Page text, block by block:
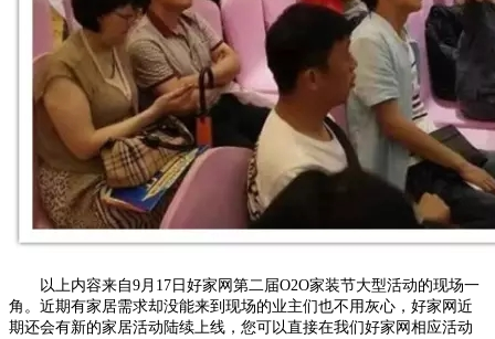
以上内容来自9月17日好家网第二届O2O家装节大型活动的现场一
角。近期有家居需求却没能来到现场的业主们也不用灰心，好家网近
期还会有新的家居活动陆续上线，您可以直接在我们好家网相应活动